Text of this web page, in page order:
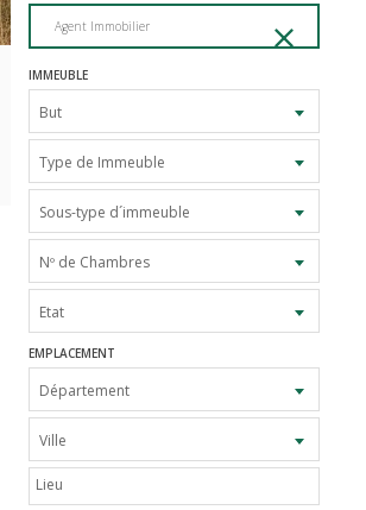
Agent Immobilier
IMMEUBLE
But
Type de Immeuble
Sous-type d´immeuble
Nº de Chambres
Etat
EMPLACEMENT
Département
Ville